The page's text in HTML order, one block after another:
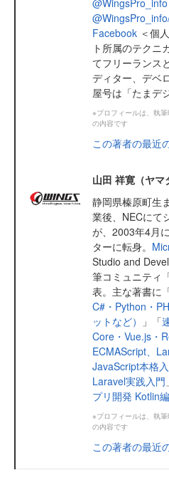
@WingsPro_info
Facebook ＜個
ト所属のテクニ
てフリーランス
ディター、デベ
屋号は「たまデ
※プロフィールは、執
の内容です
この著者の最近
山田 祥寛（ヤマ
静岡県榛原町生
業後、NECにて
が、2003年4月
ターに転身。
Studio and
筆コミュニティ
表。主な著書に
C#・Python・
ットなど）
」「
Core・Vue.js・
ECMAScript、
JavaScript本格
Laravel実践入門
プリ開発 Kotlin編
※プロフィールは、執
の内容です
この著者の最近